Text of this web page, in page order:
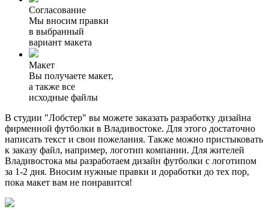
Согласование
Мы вносим правки
в выбранный
вариант макета
Макет
Вы получаете макет,
а также все
исходные файлы
В студии "Лобстер" вы можете заказать разработку дизайна
фирменной футболки в Владивостоке. Для этого достаточно
написать текст и свои пожелания. Также можно пристыковать
к заказу файл, например, логотип компании. Для жителей
Владивостока мы разработаем дизайн футболки с логотипом
за 1-2 дня. Вносим нужные правки и доработки до тех пор,
пока макет вам не понравится!